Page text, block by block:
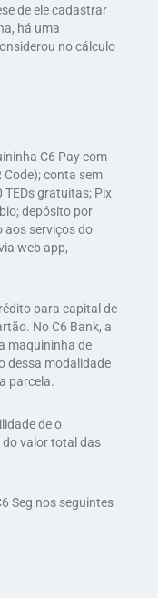
de ele cadastrar
há uma
no cálculo
C6 Pay com
conta sem
gratuitas; Pix
depósito por
aos serviços do
web app,
para capital de
No C6 Bank, a
maquininha de
dessa modalidade
parcela.
de o
valor total das
Seg nos seguintes